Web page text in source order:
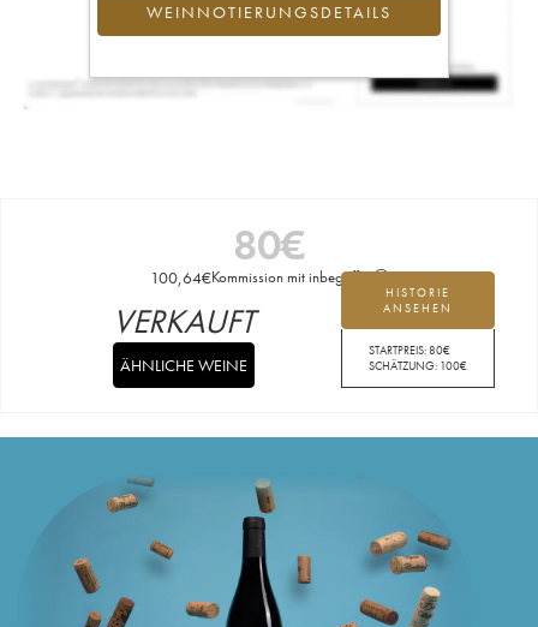
WEINNOTIERUNGSDETAILS
80€
100,64€Kommission mit inbegriffen
HISTORIE
ANSEHEN
STARTPREIS:80€
SCHÄTZUNG: 100€
VERKAUFT
ÄHNLICHE WEINE